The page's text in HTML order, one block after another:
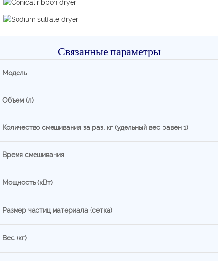
Связанные параметры
Модель
Объем (л)
Количество смешивания за раз, кг (удельный вес равен 1)
Время смешивания
Мощность (кВт)
Размер частиц материала (сетка)
Вес (кг)